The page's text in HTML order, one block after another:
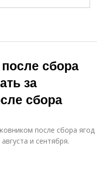
сбора
за
сбора
после сбора ягод
и сентября.